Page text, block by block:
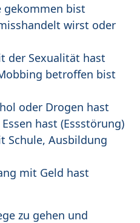
gekommen bist
wirst oder
der Sexualität hast
betroffen bist
oder Drogen hast
hast (Essstörung)
Schule, Ausbildung
mit Geld hast
zu gehen und